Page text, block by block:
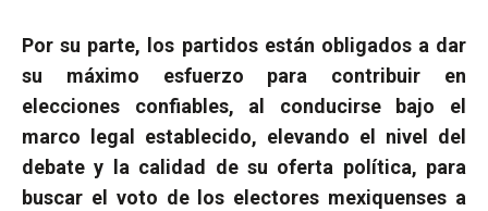
Por su parte, los partidos están obligados a dar
su máximo esfuerzo para contribuir en
elecciones confiables, al conducirse bajo el
marco legal establecido, elevando el nivel del
debate y la calidad de su oferta política, para
buscar el voto de los electores mexiquenses a